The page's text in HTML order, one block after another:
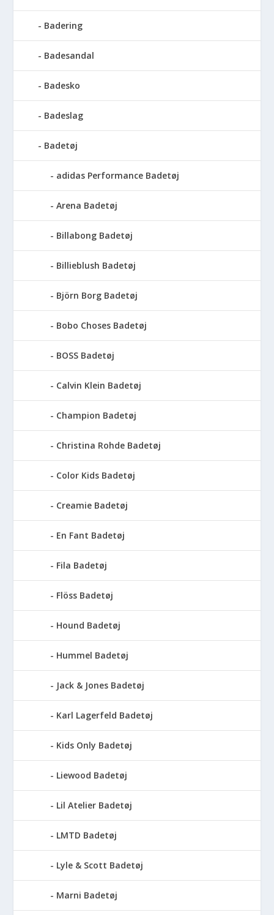
Badering
Badesandal
Badesko
Badeslag
Badetøj
adidas Performance Badetøj
Arena Badetøj
Billabong Badetøj
Billieblush Badetøj
Björn Borg Badetøj
Bobo Choses Badetøj
BOSS Badetøj
Calvin Klein Badetøj
Champion Badetøj
Christina Rohde Badetøj
Color Kids Badetøj
Creamie Badetøj
En Fant Badetøj
Fila Badetøj
Flöss Badetøj
Hound Badetøj
Hummel Badetøj
Jack & Jones Badetøj
Karl Lagerfeld Badetøj
Kids Only Badetøj
Liewood Badetøj
Lil Atelier Badetøj
LMTD Badetøj
Lyle & Scott Badetøj
Marni Badetøj